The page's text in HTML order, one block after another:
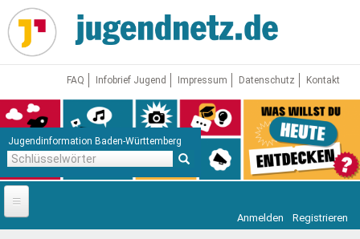
Direkt
zum
Inhalt
FAQ Infobrief Jugend Impressum Datenschutz Kontakt
Jugendinformation Baden-Württemberg
Startseite
Anmelden Registrieren